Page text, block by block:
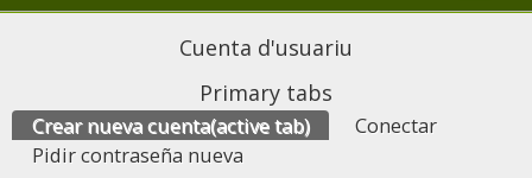
Cuenta d'usuariu
Primary tabs
Crear nueva cuenta(active tab)
Conectar
Pidir contraseña nueva